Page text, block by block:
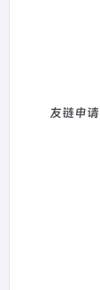
友链申请